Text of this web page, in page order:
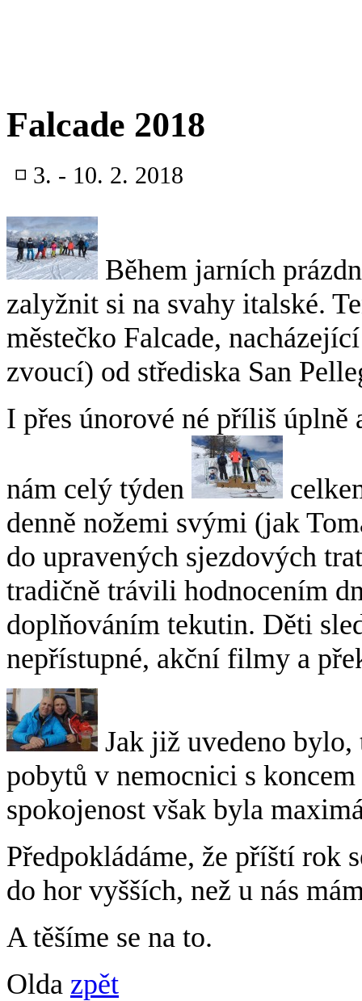
Falcade 2018
◽ 3. - 10. 2. 2018
Během jarních
zalyžnit si na svahy italské.
městečko Falcade,
zvoucí) od střediska San
I přes únorové né příliš úplně
nám celý týden
denně nožemi svými (jak
do upravených sjezdových
tradičně trávili hodnocením
doplňováním tekutin. Děti
nepřístupné, akční filmy a
Jak již uvedeno
pobytů v nemocnici s
spokojenost však byla
Předpokládáme, že příští rok
do hor vyšších, než u nás
A těšíme se na to.
Olda zpět